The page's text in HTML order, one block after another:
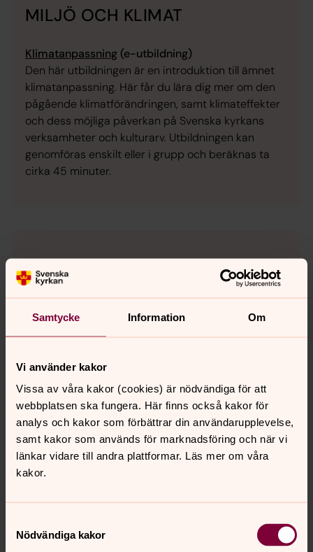
Samtycke Information Om
Vi använder kakor
Vissa av våra kakor (cookies) är nödvändiga för att
webbplatsen ska fungera. Här finns också kakor för
analys och kakor som förbättrar din användarupplevelse,
samt kakor som används för marknadsföring och när vi
länkar vidare till andra plattformar. Läs mer om våra
kakor.
Nödvändiga kakor
MILJÖ OCH KLIMAT
Klimatanpassning (e-utbildning)
Den här utbildningen är en introduktion till ämnet
klimatanpassning. Här får du lära dig mer om den
pågående klimatförändringen, samt klimateffekter
och dess möjliga påverkan på Svenska kyrkans
verksamheter och kulturarv. Utbildningen kan
genomföras enskilt eller i grupp och beräknas ta
cirka 45 minuter.
MUSIK
Livslångt lärande 26/27
Att växa i tro - teologiska och pedagogiska
perspektiv på lärande och undervisning.
komplext än någonsin. Människors bakgrund,
erfarenheter och frågor är mångfacetterade.
Lärandet sker i många olika miljöer, ofta utan att
det formellt kallas undervisning. För att
undervisningen ska bli både meningsfull och
sammanhållen krävs att församlingens olika delar
samverkar – och att de som arbetar och engagerar
större lärandeuppdraget. Den här kursen ger
kunskaper, verktyg och utrymme för reflektion som
stärker församlingen i detta arbete. Anmälan